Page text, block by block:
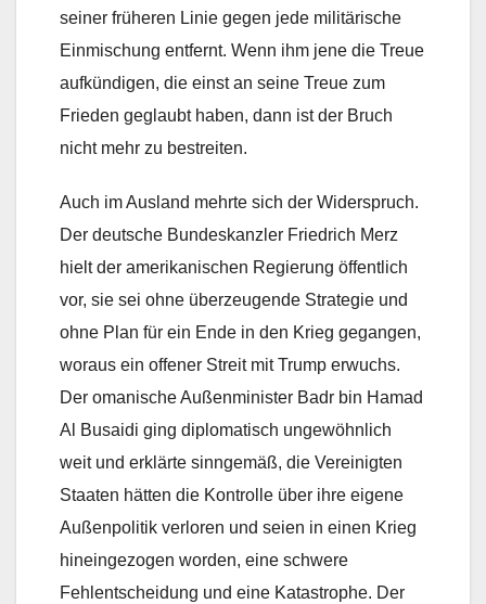
seiner früheren Linie gegen jede militärische
Einmischung entfernt. Wenn ihm jene die Treue
aufkündigen, die einst an seine Treue zum
Frieden geglaubt haben, dann ist der Bruch
nicht mehr zu bestreiten.
Auch im Ausland mehrte sich der Widerspruch.
Der deutsche Bundeskanzler Friedrich Merz
hielt der amerikanischen Regierung öffentlich
vor, sie sei ohne überzeugende Strategie und
ohne Plan für ein Ende in den Krieg gegangen,
woraus ein offener Streit mit Trump erwuchs.
Der omanische Außenminister Badr bin Hamad
Al Busaidi ging diplomatisch ungewöhnlich
weit und erklärte sinngemäß, die Vereinigten
Staaten hätten die Kontrolle über ihre eigene
Außenpolitik verloren und seien in einen Krieg
hineingezogen worden, eine schwere
Fehlentscheidung und eine Katastrophe. Der